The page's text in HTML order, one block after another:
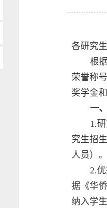
各研究
根
荣誉称
奖学金
一
1.
究生招
人员）
2.
据《华
纳入学